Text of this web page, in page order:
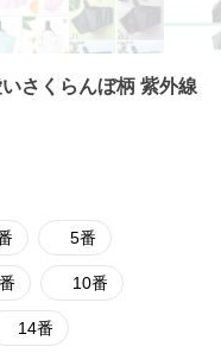
さくらんぼ柄 紫外線
5番
10番
14番